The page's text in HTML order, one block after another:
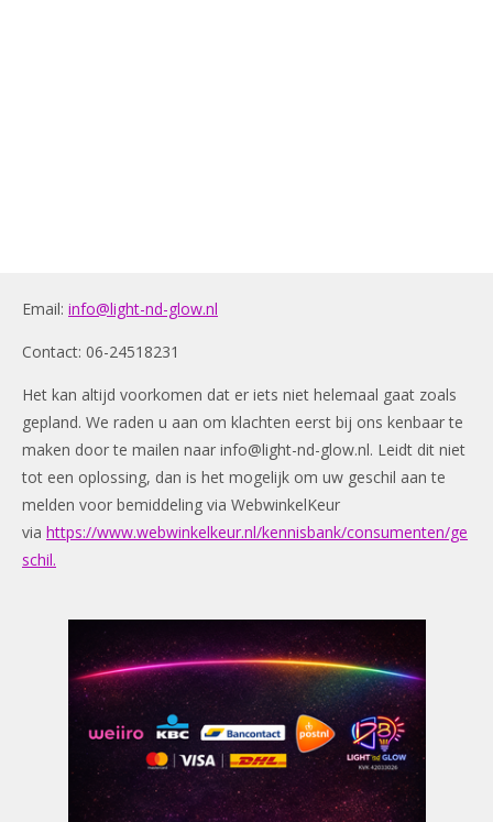
Email: info@light-nd-glow.nl
Contact: 06-24518231
Het kan altijd voorkomen dat er iets niet helemaal gaat zoals
gepland. We raden u aan om klachten eerst bij ons kenbaar te
maken door te mailen naar info@light-nd-glow.nl. Leidt dit niet
tot een oplossing, dan is het mogelijk om uw geschil aan te
melden voor bemiddeling via WebwinkelKeur
via https://www.webwinkelkeur.nl/kennisbank/consumenten/ge
schil.